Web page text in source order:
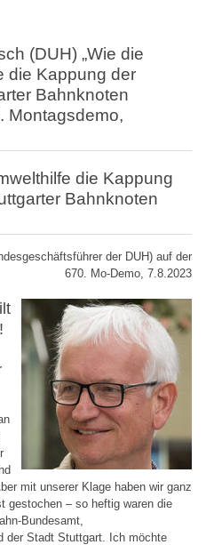
(DUH) „Wie die
die Kappung der
Bahnknoten
Montagsdemo,
die Kappung
Bahnknoten
der DUH) auf der
670. Mo-Demo, 7.8.2023
mit unserer Klage haben wir ganz
gestochen – so heftig waren die
Bundesamt,
der Stadt Stuttgart. Ich möchte